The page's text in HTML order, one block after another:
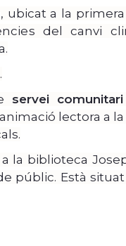
ubicat a la
del canvi
servei comunitari
lectora a
biblioteca
públic. Està